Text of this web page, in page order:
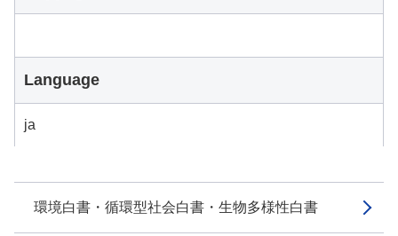
環境白書・循環型社会白書・生物多様性白書
Language
ja